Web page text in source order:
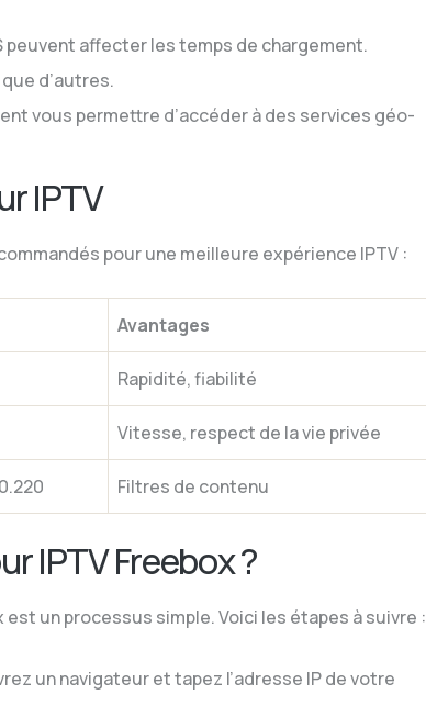
peuvent affecter les temps de chargement.
d’autres.
vous permettre d’accéder à des services géo-
IPTV
pour une meilleure expérience IPTV :
Avantages
Rapidité, fiabilité
Vitesse, respect de la vie privée
Filtres de contenu
IPTV Freebox ?
un processus simple. Voici les étapes à suivre :
un navigateur et tapez l’adresse IP de votre